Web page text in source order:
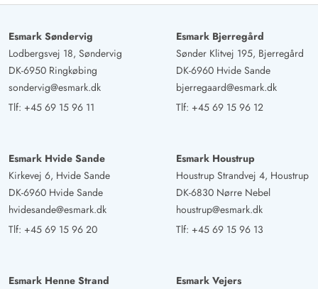
Reiner Dürr
Deutschland
AI Oversat (Se oprindelig)
5 ud af 5
5 ud af 5
5 out of 5
26/09/2024
Feriehuset er meget smukt indrettet, der mangler intet, vi
Esmark Søndervig
Lodbergsvej 18, Søndervig
DK-6950 Ringkøbing
sondervig@esmark.dk
Tlf: +45 69 15 96 11
Esmark Bjerregård
Sønder Klitvej 195, Bjerregård
DK-6960 Hvide Sande
bjerregaard@esmark.dk
Tlf: +45 69 15 96 12
Esmark Hvide Sande
Kirkevej 6, Hvide Sande
DK-6960 Hvide Sande
hvidesande@esmark.dk
Tlf: +45 69 15 96 20
Esmark Houstrup
Houstrup Strandvej 4, Houstrup
DK-6830 Nørre Nebel
houstrup@esmark.dk
Tlf: +45 69 15 96 13
Esmark Henne Strand
Esmark Vejers